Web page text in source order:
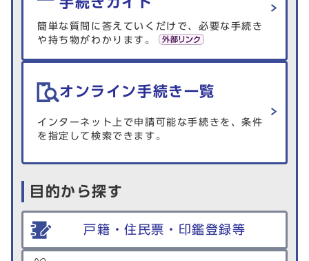
簡単な質問に答えていくだけで、必要な手続き
や持ち物がわかります。
オンライン手続き一覧
インターネット上で申請可能な手続きを、条件
を指定して検索できます。
目的から探す
戸籍・住民票・印鑑登録等